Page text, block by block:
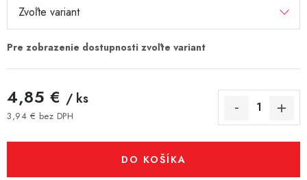
4,85 € / ks
3,94 € bez DPH
DO KOŠÍKA